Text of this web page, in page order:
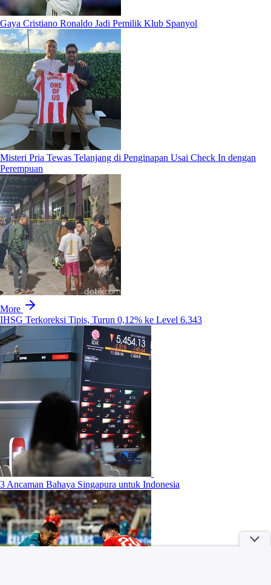
Gaya Cristiano Ronaldo Jadi Pemilik Klub Spanyol
Misteri Pria Tewas Telanjang di Penginapan Usai Check In dengan
Perempuan
More
IHSG Terkoreksi Tipis, Turun 0,12% ke Level 6.343
3 Ancaman Bahaya Singapura untuk Indonesia